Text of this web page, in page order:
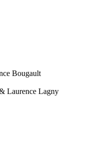
Bougault
Laurence Lagny